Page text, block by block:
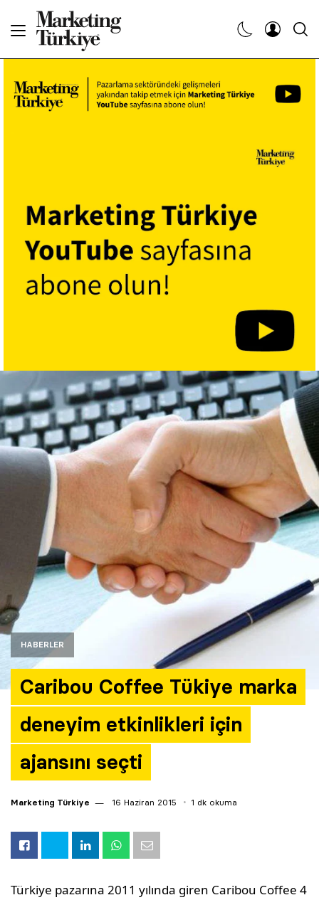
HABERLER
Caribou Coffee Tükiye marka
deneyim etkinlikleri için
ajansını seçti
Marketing Türkiye 16 Haziran 2015 1 dk okuma
Türkiye pazarına 2011 yılında giren Caribou Coffee 4
Haberler
Etkinlikler
Söyleşiler
Kariyer
Araştırma